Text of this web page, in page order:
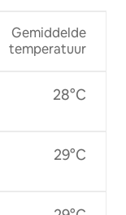
Gemiddelde
temperatuur
28°C
29°C